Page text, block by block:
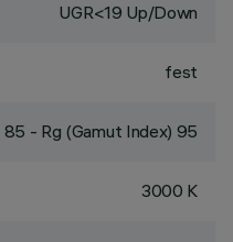
UGR<19 Up/Down
fest
- Rg (Gamut Index) 95
3000 K